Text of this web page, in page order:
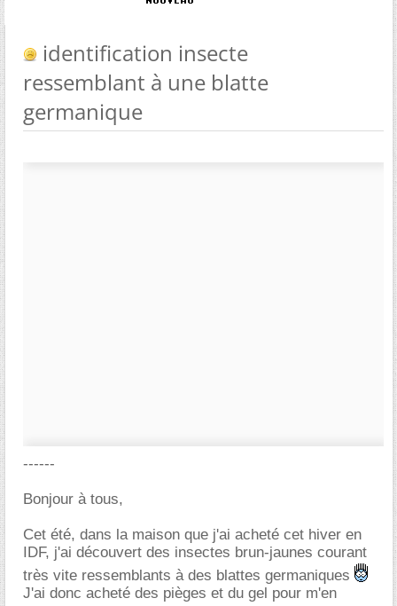
identification insecte
ressemblant à une blatte
germanique
------
Bonjour à tous,
Cet été, dans la maison que j'ai acheté cet hiver en
IDF, j'ai découvert des insectes brun-jaunes courant
très vite ressemblants à des blattes germaniques
J'ai donc acheté des pièges et du gel pour m'en